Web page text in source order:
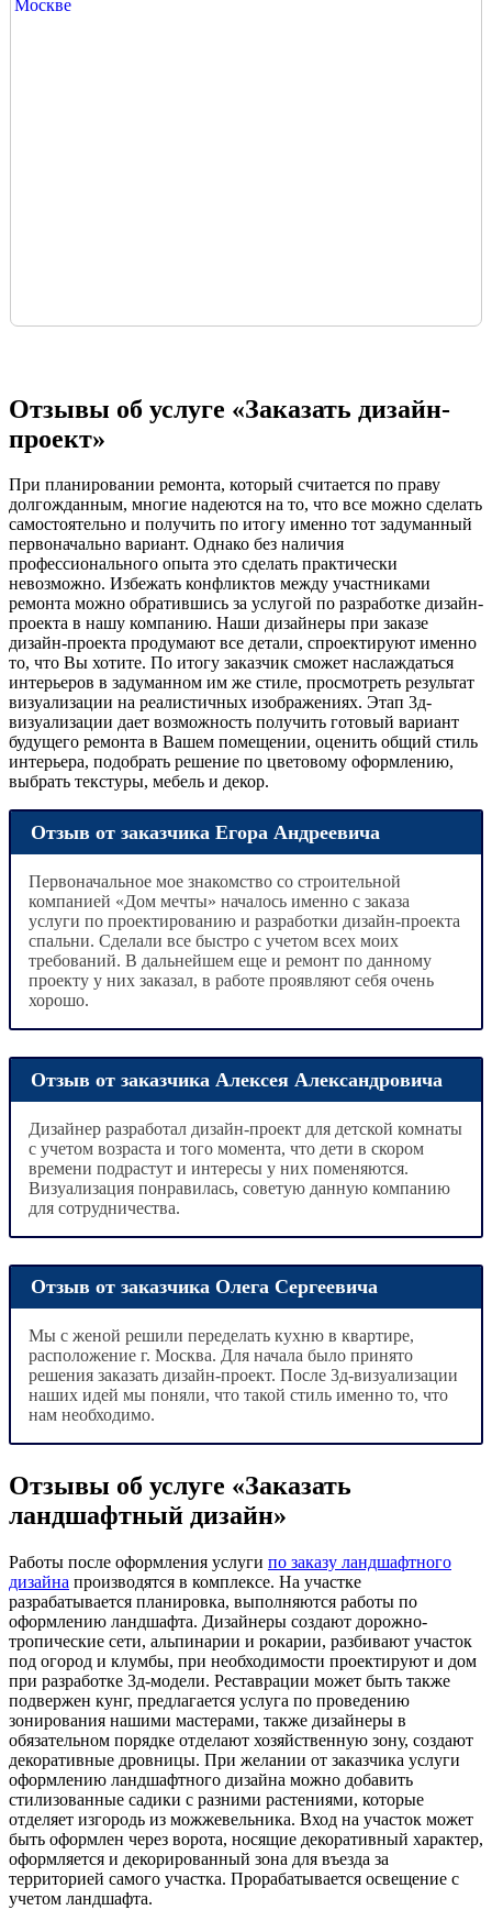
Отзывы об услуге «Заказать дизайн-
проект»
При планировании ремонта, который считается по праву
долгожданным, многие надеются на то, что все можно сделать
самостоятельно и получить по итогу именно тот задуманный
первоначально вариант. Однако без наличия
профессионального опыта это сделать практически
невозможно. Избежать конфликтов между участниками
ремонта можно обратившись за услугой по разработке дизайн-
проекта в нашу компанию. Наши дизайнеры при заказе
дизайн-проекта продумают все детали, спроектируют именно
то, что Вы хотите. По итогу заказчик сможет наслаждаться
интерьеров в задуманном им же стиле, просмотреть результат
визуализации на реалистичных изображениях. Этап 3д-
визуализации дает возможность получить готовый вариант
будущего ремонта в Вашем помещении, оценить общий стиль
интерьера, подобрать решение по цветовому оформлению,
выбрать текстуры, мебель и декор.
Отзыв от заказчика Егора Андреевича
Первоначальное мое знакомство со строительной
компанией «Дом мечты» началось именно с заказа
услуги по проектированию и разработки дизайн-проекта
спальни. Сделали все быстро с учетом всех моих
требований. В дальнейшем еще и ремонт по данному
проекту у них заказал, в работе проявляют себя очень
хорошо.
Отзыв от заказчика Алексея Александровича
Дизайнер разработал дизайн-проект для детской комнаты
с учетом возраста и того момента, что дети в скором
времени подрастут и интересы у них поменяются.
Визуализация понравилась, советую данную компанию
для сотрудничества.
Отзыв от заказчика Олега Сергеевича
Мы с женой решили переделать кухню в квартире,
расположение г. Москва. Для начала было принято
решения заказать дизайн-проект. После 3д-визуализации
наших идей мы поняли, что такой стиль именно то, что
нам необходимо.
Отзывы об услуге «Заказать
ландшафтный дизайн»
Работы после оформления услуги по заказу ландшафтного
дизайна производятся в комплексе. На участке
разрабатывается планировка, выполняются работы по
оформлению ландшафта. Дизайнеры создают дорожно-
тропические сети, альпинарии и рокарии, разбивают участок
под огород и клумбы, при необходимости проектируют и дом
при разработке 3д-модели. Реставрации может быть также
подвержен кунг, предлагается услуга по проведению
зонирования нашими мастерами, также дизайнеры в
обязательном порядке отделают хозяйственную зону, создают
декоративные дровницы. При желании от заказчика услуги
оформлению ландшафтного дизайна можно добавить
стилизованные садики с разними растениями, которые
отделяет изгородь из можжевельника. Вход на участок может
быть оформлен через ворота, носящие декоративный характер,
оформляется и декорированный зона для въезда за
территорией самого участка. Прорабатывается освещение с
учетом ландшафта.